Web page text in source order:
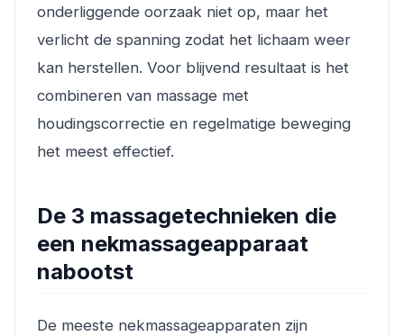
onderliggende oorzaak niet op, maar het
verlicht de spanning zodat het lichaam weer
kan herstellen. Voor blijvend resultaat is het
combineren van massage met
houdingscorrectie en regelmatige beweging
het meest effectief.
De 3 massagetechnieken die
een nekmassageapparaat
nabootst
De meeste nekmassageapparaten zijn